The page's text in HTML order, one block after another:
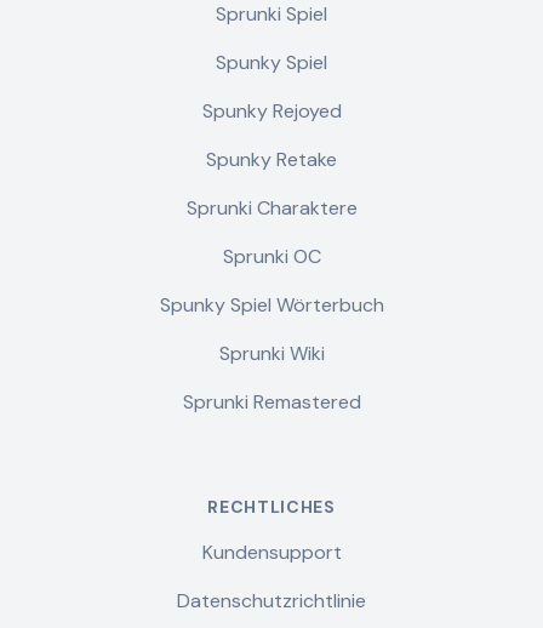
Sprunki Spiel
Spunky Spiel
Spunky Rejoyed
Spunky Retake
Sprunki Charaktere
Sprunki OC
Spunky Spiel Wörterbuch
Sprunki Wiki
Sprunki Remastered
RECHTLICHES
Kundensupport
Datenschutzrichtlinie